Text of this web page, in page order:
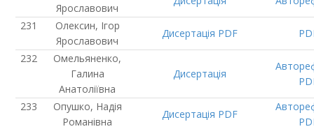
Ярославович
Олексин, Ігор
Ярославович
Дисертація PDF
Омельяненко,
Галина
Анатоліївна
Дисертація
Опушко, Надія
Романівна
Дисертація PDF